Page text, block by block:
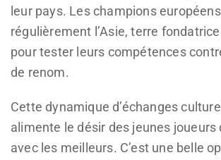
leur pays. Les champions
régulièrement l’Asie, terre
pour tester leurs compétences
de renom.
Cette dynamique d’échanges
alimente le désir des jeunes joueurs
avec les meilleurs. C’est une belle